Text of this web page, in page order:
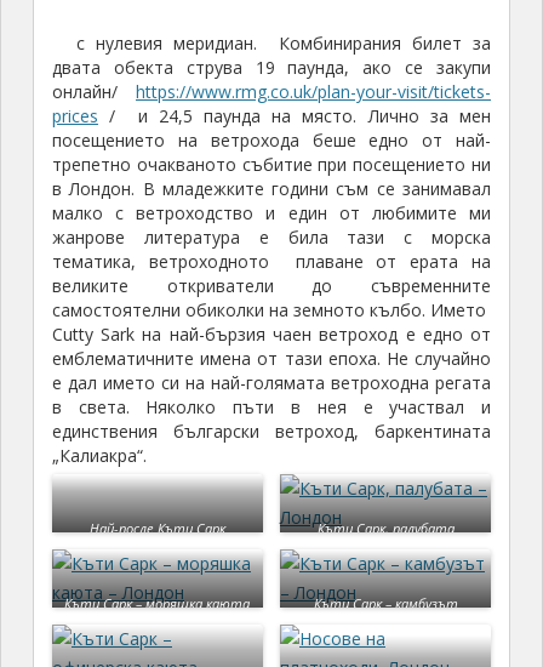
с нулевия меридиан. Комбинирания билет за
двата обекта струва 19 паунда, ако се закупи
онлайн/https://www.rmg.co.uk/plan-your-visit/tickets-
prices / и 24,5 паунда на място. Лично за мен
посещението на ветрохода беше едно от най-
трепетно очакваното събитие при посещението ни
в Лондон. В младежките години съм се занимавал
малко с ветроходство и един от любимите ми
жанрове литература е била тази с морска
тематика, ветроходното плаване от ерата на
великите откриватели до съвременните
самостоятелни обиколки на земното кълбо. Името
Cutty Sark на най-бързия чаен ветроход е едно от
емблематичните имена от тази епоха. Не случайно
е дал името си на най-голямата ветроходна регата
в света. Няколко пъти в нея е участвал и
единствения български ветроход, баркентината
„Калиакра“.
Най-после Къти Сарк Къти Сарк, палубата
Къти Сарк – моряшка каюта Къти Сарк – камбузът